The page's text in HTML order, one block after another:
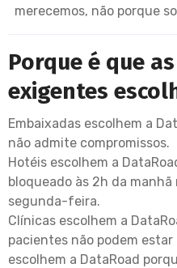
merecemos, não porque
Porque é que
exigentes
Embaixadas escolhem a
não admite compromissos.
Hotéis escolhem a
bloqueado às 2h da
segunda-feira.
Clínicas escolhem a
pacientes não podem
escolhem a DataRoad